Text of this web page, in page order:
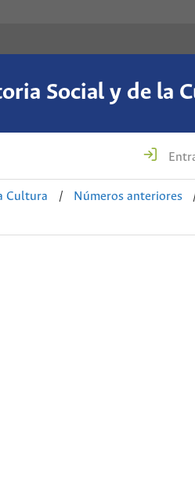
Social y de la
Cultura / Números anteriores